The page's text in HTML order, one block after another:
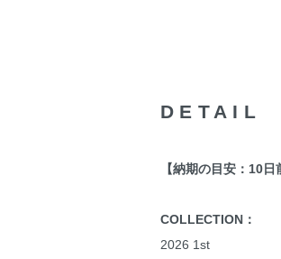
DETAIL
【納期の目安：10日
COLLECTION：
2026 1st